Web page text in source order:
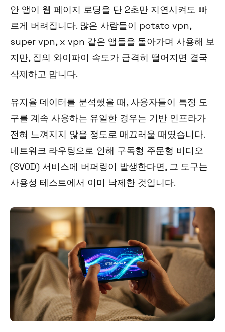
안 앱이 웹 페이지 로딩을 단 2초만 지연시켜도 빠
르게 버려집니다. 많은 사람들이 potato vpn,
super vpn, x vpn 같은 앱들을 돌아가며 사용해 보
지만, 집의 와이파이 속도가 급격히 떨어지면 결국
삭제하고 맙니다.
유지율 데이터를 분석했을 때, 사용자들이 특정 도
구를 계속 사용하는 유일한 경우는 기반 인프라가
전혀 느껴지지 않을 정도로 매끄러울 때였습니다.
네트워크 라우팅으로 인해 구독형 주문형 비디오
(SVOD) 서비스에 버퍼링이 발생한다면, 그 도구는
사용성 테스트에서 이미 낙제한 것입니다.